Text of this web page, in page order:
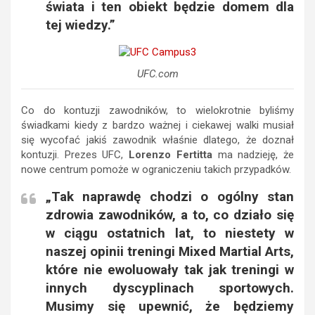
świata i ten obiekt będzie domem dla
tej wiedzy.”
UFC.com
Co do kontuzji zawodników, to wielokrotnie byliśmy
świadkami kiedy z bardzo ważnej i ciekawej walki musiał
się wycofać jakiś zawodnik właśnie dlatego, że doznał
kontuzji. Prezes UFC, Lorenzo Fertittama nadzieję, że
nowe centrum pomoże w ograniczeniu takich przypadków.
„Tak naprawdę chodzi o ogólny stan
zdrowia zawodników, a to, co działo się
w ciągu ostatnich lat, to niestety w
naszej opinii treningi Mixed Martial Arts,
które nie ewoluowały tak jak treningi w
innych dyscyplinach sportowych.
Musimy się upewnić, że będziemy